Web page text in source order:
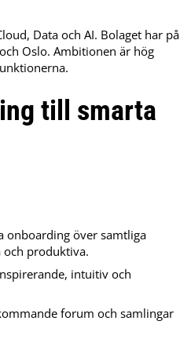
Data och AI. Bolaget har på
Oslo. Ambitionen är hög
till smarta
onboarding över samtliga
och produktiva.
intuitiv och
forum och samlingar